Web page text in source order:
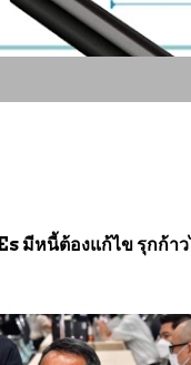
มีหนี้ต้องแก้ไข รุกก้า